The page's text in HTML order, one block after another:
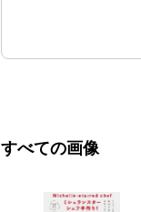
すべての画像